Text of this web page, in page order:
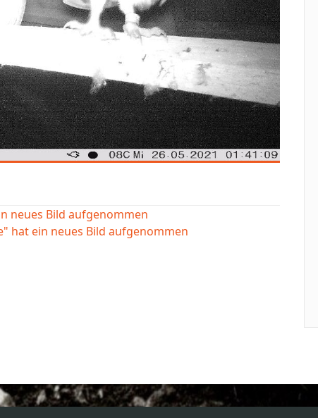
neues Bild aufgenommen
hat ein neues Bild aufgenommen